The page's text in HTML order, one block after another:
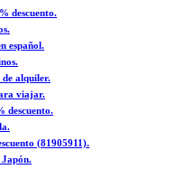
descuento.
español.
de alquiler.
viajar.
descuento.
(81905911).
Japón.